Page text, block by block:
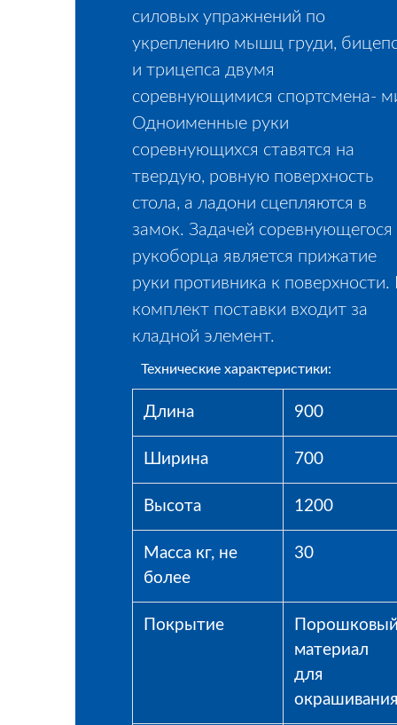
силовых упражнений по
укреплению мышц груди,
и трицепса двумя
соревнующимися спортсмена-
Одноименные руки
соревнующихся ставятся на
твердую, ровную поверхность
стола, а ладони сцепляются в
замок. Задачей соревнующегося
рукоборца является прижатие
руки противника к поверхности.
комплект поставки входит за
кладной элемент.
Технические характеристики:
Длина 900
Ширина 700
Высота 1200
Масса кг, не
более
30
Покрытие
материал
для
окрашивания